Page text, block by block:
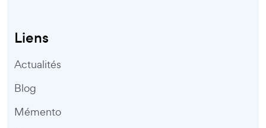
Liens
Actualités
Blog
Mémento